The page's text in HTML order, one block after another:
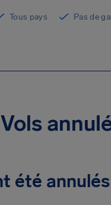
Tous pays Pas de
été